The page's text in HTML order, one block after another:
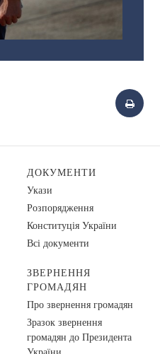
ДОКУМЕНТИ
Укази
Розпорядження
Конституція України
Всі документи
ЗВЕРНЕННЯ
ГРОМАДЯН
Про звернення громадян
Зразок звернення
громадян до Президента